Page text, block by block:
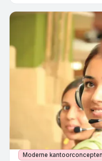
Moderne kantoorconcepten